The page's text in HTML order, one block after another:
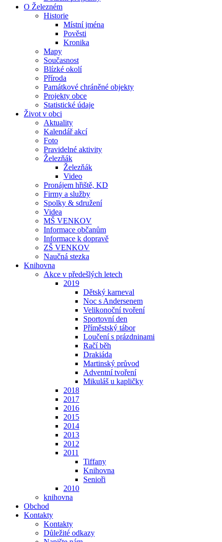
O Železném
Historie
Místní jména
Pověsti
Kronika
Mapy
Současnost
Blízké okolí
Příroda
Památkové chráněné objekty
Projekty obce
Statistické údaje
Život v obci
Aktuality
Kalendář akcí
Foto
Pravidelné aktivity
Železňák
Železňák
Video
Pronájem hřiště, KD
Firmy a služby
Spolky & sdružení
Videa
MŠ VENKOV
Informace občanům
Informace k dopravě
ZŠ VENKOV
Naučná stezka
Knihovna
Akce v předešlých letech
2019
Dětský karneval
Noc s Andersenem
Velikonoční tvoření
Sportovní den
Příměstský tábor
Loučení s prázdninami
Račí běh
Drakiáda
Martinský průvod
Adventní tvoření
Mikuláš u kapličky
2018
2017
2016
2015
2014
2013
2012
2011
Tiffany
Knihovna
Senioři
2010
knihovna
Obchod
Kontakty
Kontakty
Důležité odkazy